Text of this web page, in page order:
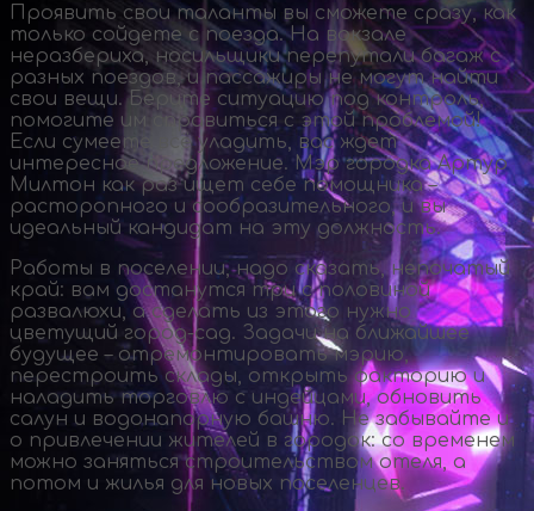
Проявить свои таланты вы сможете сразу, как
только сойдете с поезда. На вокзале
неразбериха, носильщики перепутали багаж с
разных поездов, и пассажиры не могут найти
свои вещи. Берите ситуацию под контроль,
помогите им справиться с этой проблемой!
Если сумеете всё уладить, вас ждет
интересное предложение. Мэр городка Артур
Милтон как раз ищет себе помощника –
расторопного и сообразительного, и вы
идеальный кандидат на эту должность.
Работы в поселении, надо сказать, непочатый
край: вам достанутся три с половиной
развалюхи, а сделать из этого нужно
цветущий город-сад. Задачи на ближайшее
будущее – отремонтировать мэрию,
перестроить склады, открыть факторию и
наладить торговлю с индейцами, обновить
салун и водонапорную башню. Не забывайте и
о привлечении жителей в городок: со временем
можно заняться строительством отеля, а
потом и жилья для новых поселенцев.